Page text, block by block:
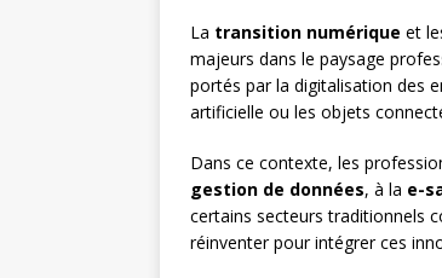
La transition numérique et
majeurs dans le paysage
portés par la digitalisation des
artificielle ou les objets
Dans ce contexte, les
gestion de données, à la e-
certains secteurs traditionnels
réinventer pour intégrer ces